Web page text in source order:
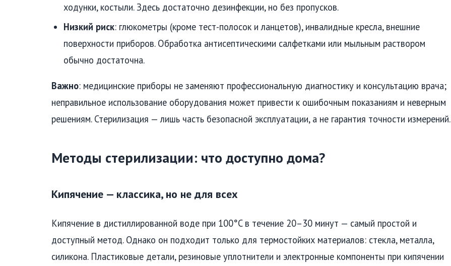
ходунки, костыли. Здесь достаточно дезинфекции, но без пропусков.
Низкий риск: глюкометры (кроме тест-полосок и ланцетов), инвалидные кресла, внешние
поверхности приборов. Обработка антисептическими салфетками или мыльным раствором
обычно достаточна.
Важно: медицинские приборы не заменяют профессиональную диагностику и консультацию врача;
неправильное использование оборудования может привести к ошибочным показаниям и неверным
решениям. Стерилизация — лишь часть безопасной эксплуатации, а не гарантия точности измерений.
Методы стерилизации: что доступно дома?
Кипячение — классика, но не для всех
Кипячение в дистиллированной воде при 100°C в течение 20–30 минут — самый простой и
доступный метод. Однако он подходит только для термостойких материалов: стекла, металла,
силикона. Пластиковые детали, резиновые уплотнители и электронные компоненты при кипячении